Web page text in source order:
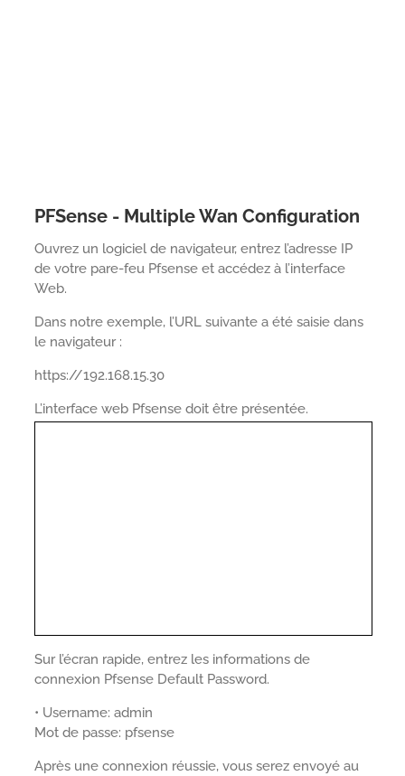
PFSense - Multiple Wan Configuration
Ouvrez un logiciel de navigateur, entrez l’adresse IP
de votre pare-feu Pfsense et accédez à l’interface
Web.
Dans notre exemple, l’URL suivante a été saisie dans
le navigateur :
https://192.168.15.30
L’interface web Pfsense doit être présentée.
Sur l’écran rapide, entrez les informations de
connexion Pfsense Default Password.
• Username: admin
Mot de passe: pfsense
Après une connexion réussie, vous serez envoyé au